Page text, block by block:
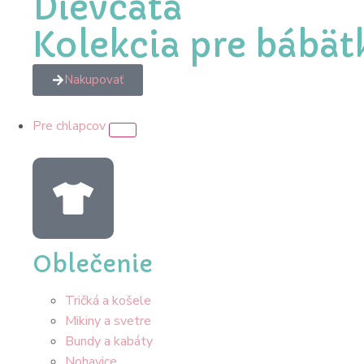
Kolekcia pre
Nakupovať
Pre chlapcov
Oblečenie
Tričká a košele
Mikiny a svetre
Bundy a kabáty